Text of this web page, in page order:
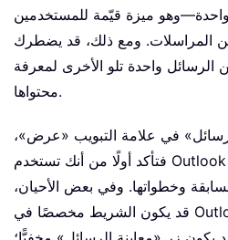
ميزة قيّمة للمستخدمين
المراسلات. ومع ذلك، قد يضطرك
الرسائل واحدة تلو الأخرى لمعرفة
محتواها.
في علامة التبويب «عرض»،
فتأكد أولًا من أنك تستخدم Outlook 2013 أو إصدارًا أحدث، إذ
وخطواتها. وفي بعض الأحيان،
قد يكون الشريط مخصصًا في Outlook، لذا إذا كنت قد عدّلت